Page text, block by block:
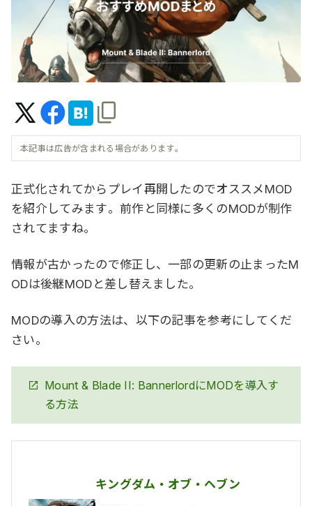
本記事は広告が含まれる場合があります。
正式化されてからプレイ再開したのでオススメMOD
を紹介してみます。前作と同様に多くのMODが制作
されてますね。
情報が古かったので修正し、一部の更新の止まったM
ODは後継MODと差し替えました。
MODの導入の方法は、以下の記事を参考にしてくだ
さい。
Mount & Blade II: BannerlordにMODを導入す
る方法
キングダム・オブ・ヘブン